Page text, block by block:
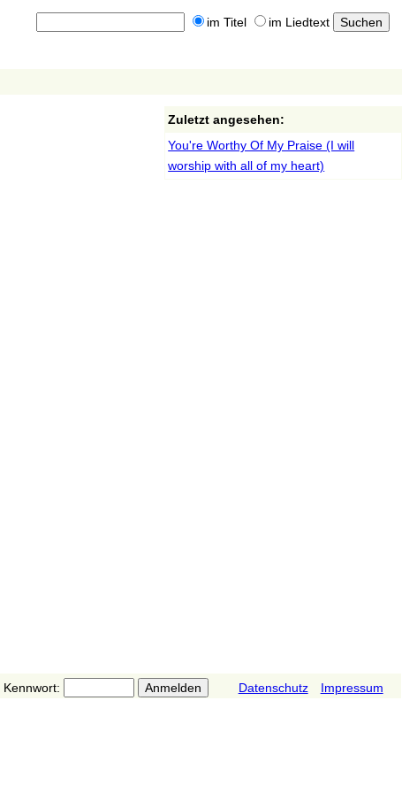
im Titel im Liedtext
Zuletzt angesehen:
You're Worthy Of My Praise (I will
worship with all of my heart)
Kennwort: Datenschutz Impressum